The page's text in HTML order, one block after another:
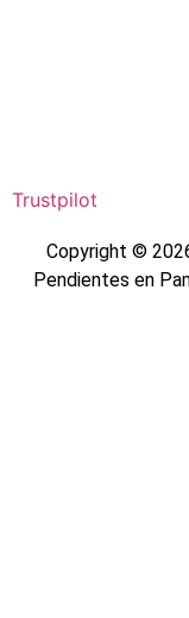
Trustpilot
Copyright ©
Pendientes en